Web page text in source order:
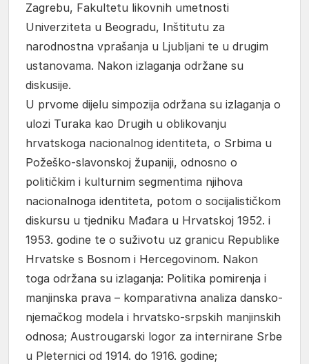
Zagrebu, Fakultetu likovnih umetnosti
Univerziteta u Beogradu, Inštitutu za
narodnostna vprašanja u Ljubljani te u drugim
ustanovama. Nakon izlaganja održane su
diskusije.
U prvome dijelu simpozija održana su izlaganja o
ulozi Turaka kao Drugih u oblikovanju
hrvatskoga nacionalnog identiteta, o Srbima u
Požeško-slavonskoj županiji, odnosno o
političkim i kulturnim segmentima njihova
nacionalnoga identiteta, potom o socijalističkom
diskursu u tjedniku Mađara u Hrvatskoj 1952. i
1953. godine te o suživotu uz granicu Republike
Hrvatske s Bosnom i Hercegovinom. Nakon
toga održana su izlaganja: Politika pomirenja i
manjinska prava – komparativna analiza dansko-
njemačkog modela i hrvatsko-srpskih manjinskih
odnosa; Austrougarski logor za internirane Srbe
u Pleternici od 1914. do 1916. godine;